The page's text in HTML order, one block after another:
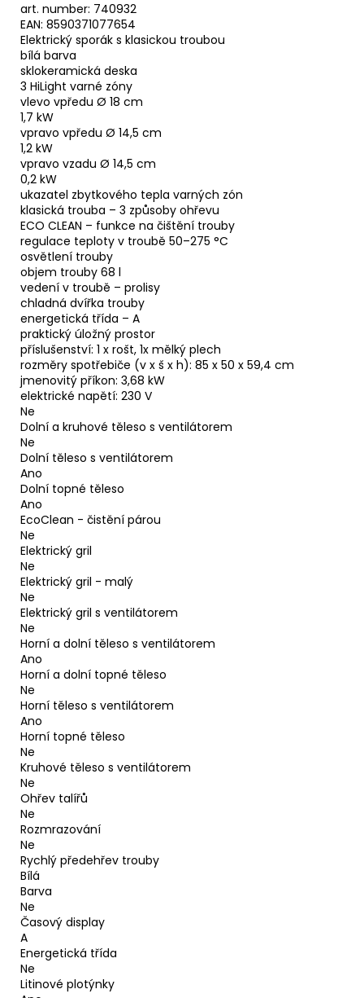
art. number: 740932
EAN: 8590371077654
Elektrický sporák s klasickou troubou
bílá barva
sklokeramická deska
3 HiLight varné zóny
vlevo vpředu Ø 18 cm
1,7 kW
vpravo vpředu Ø 14,5 cm
1,2 kW
vpravo vzadu Ø 14,5 cm
0,2 kW
ukazatel zbytkového tepla varných zón
klasická trouba – 3 způsoby ohřevu
ECO CLEAN – funkce na čištění trouby
regulace teploty v troubě 50–275 °C
osvětlení trouby
objem trouby 68 l
vedení v troubě – prolisy
chladná dvířka trouby
energetická třída – A
praktický úložný prostor
příslušenství: 1 x rošt, 1x mělký plech
rozměry spotřebiče (v x š x h): 85 x 50 x 59,4 cm
jmenovitý příkon: 3,68 kW
elektrické napětí: 230 V
Ne
Dolní a kruhové těleso s ventilátorem
Ne
Dolní těleso s ventilátorem
Ano
Dolní topné těleso
Ano
EcoClean - čistění párou
Ne
Elektrický gril
Ne
Elektrický gril - malý
Ne
Elektrický gril s ventilátorem
Ne
Horní a dolní těleso s ventilátorem
Ano
Horní a dolní topné těleso
Ne
Horní těleso s ventilátorem
Ano
Horní topné těleso
Ne
Kruhové těleso s ventilátorem
Ne
Ohřev talířů
Ne
Rozmrazování
Ne
Rychlý předehřev trouby
Bílá
Barva
Ne
Časový display
A
Energetická třída
Ne
Litinové plotýnky